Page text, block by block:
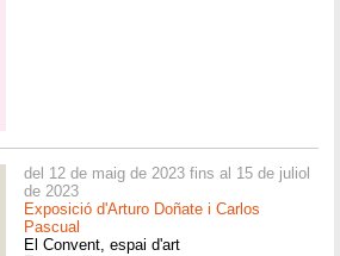
del 12 de maig de 2023 fins al 15 de juliol
de 2023
Exposició d'Arturo Doñate i Carlos
Pascual
El Convent, espai d'art